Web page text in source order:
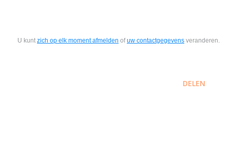
U kunt zich op elk moment afmelden ofuw contactgegevens veranderen.
DELEN